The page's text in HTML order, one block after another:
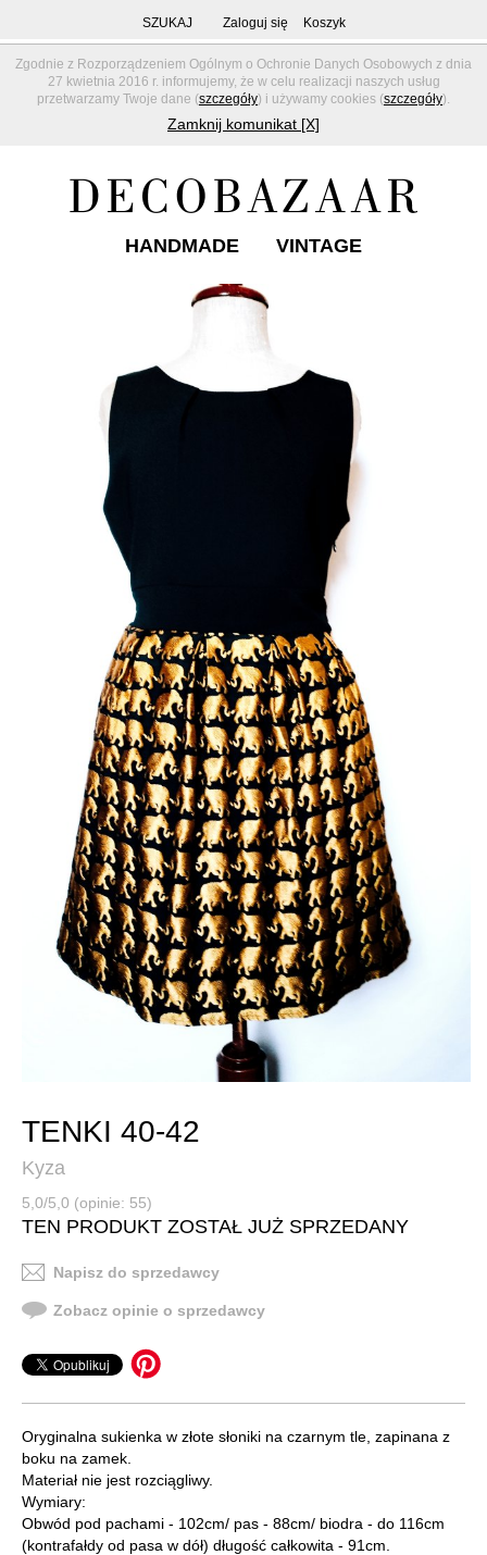
Zgodnie z Rozporządzeniem Ogólnym o Ochronie Danych Osobowych z dnia
27 kwietnia 2016 r. informujemy, że w celu realizacji naszych usług
przetwarzamy Twoje dane (szczegóły) i używamy cookies (szczegóły).
Zamknij komunikat [X]
SZUKAJ Zaloguj się Koszyk
HANDMADE VINTAGE
TENKI 40-42
Kyza
5,0/5,0 (opinie: 55)
TEN PRODUKT ZOSTAŁ JUŻ SPRZEDANY
Napisz do sprzedawcy
Zobacz opinie o sprzedawcy
Oryginalna sukienka w złote słoniki na czarnym tle, zapinana z
boku na zamek.
Materiał nie jest rozciągliwy.
Wymiary:
Obwód pod pachami - 102cm/ pas - 88cm/ biodra - do 116cm
(kontrafałdy od pasa w dół) długość całkowita - 91cm.